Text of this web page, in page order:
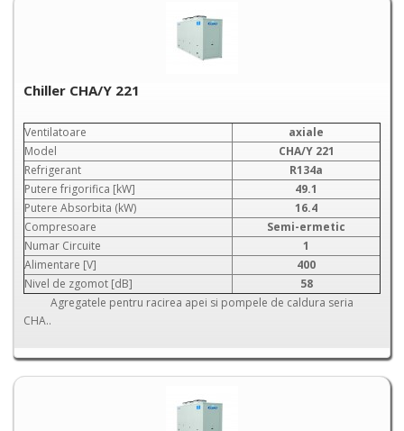
Chiller CHA/Y 221
Ventilatoare
axiale
Model
CHA/Y 221
Refrigerant
R134a
Putere frigorifica [kW]
49.1
Putere Absorbita (kW)
16.4
Compresoare
Semi-ermetic
Numar Circuite
1
Alimentare [V]
400
Nivel de zgomot [dB]
58
Agregatele pentru racirea apei si pompele de caldura seria
CHA..